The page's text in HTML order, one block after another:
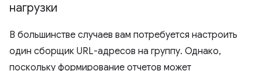
нагрузки
В большинстве случаев вам потребуется настроить
один сборщик URL-адресов на группу. Однако,
поскольку формирование отчетов может